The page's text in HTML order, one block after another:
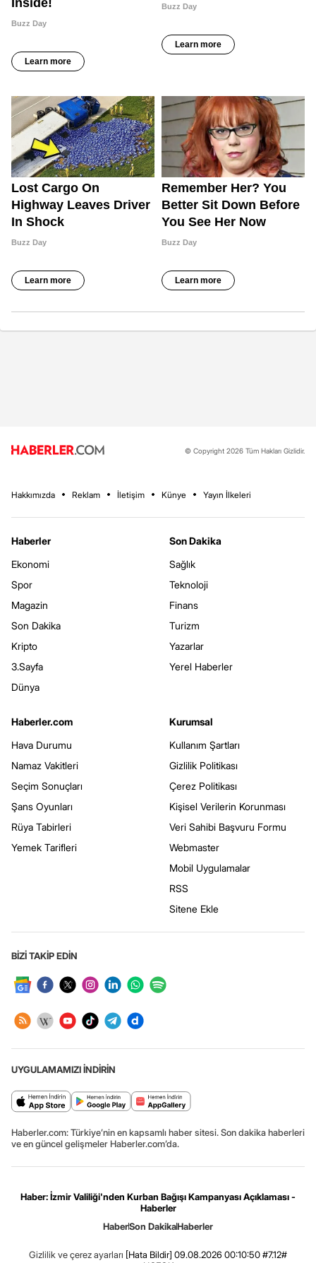
© Copyright 2026 Tüm Hakları Gizlidir.
Hakkımızda Reklam İletişim Künye Yayın İlkeleri
Haberler
Ekonomi
Spor
Magazin
Son Dakika
Kripto
3.Sayfa
Dünya
Son Dakika
Sağlık
Teknoloji
Finans
Turizm
Yazarlar
Yerel Haberler
Haberler.com
Hava Durumu
Namaz Vakitleri
Seçim Sonuçları
Şans Oyunları
Rüya Tabirleri
Yemek Tarifleri
Kurumsal
Kullanım Şartları
Gizlilik Politikası
Çerez Politikası
Kişisel Verilerin Korunması
Veri Sahibi Başvuru Formu
Webmaster
Mobil Uygulamalar
RSS
Sitene Ekle
BİZİ TAKİP EDİN
UYGULAMAMIZI İNDİRİN
Haberler.com: Türkiye’nin en kapsamlı haber sitesi. Son dakika haberleri
ve en güncel gelişmeler Haberler.com’da.
Haber: İzmir Valiliği'nden Kurban Bağışı Kampanyası Açıklaması -
Haberler
HaberSon DakikaHaberler
Gizlilik ve çerez ayarları [Hata Bildir] 09.08.2026 00:10:50 #7.12#